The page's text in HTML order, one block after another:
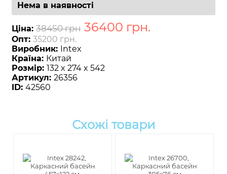
Нема в наявності
Ціна: 38450 грн 36400 грн.
Опт: 35200 грн.
Виробник: Intex
Країна: Китай
Розмір: 132 x 274 x 542
Артикул: 26356
ID: 42560
Схожі товари